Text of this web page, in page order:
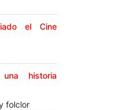
el Cine
historia
folclor